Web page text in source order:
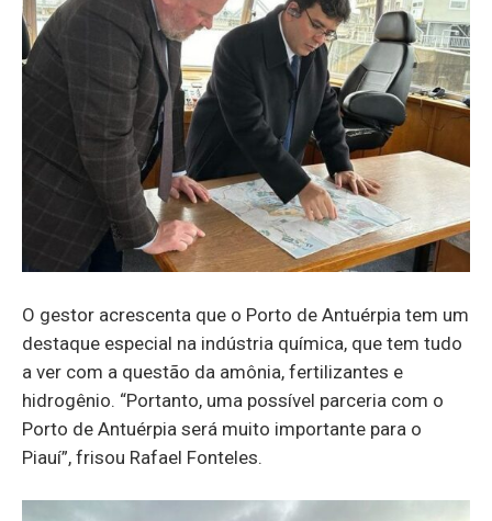
O gestor acrescenta que o Porto de Antuérpia tem um
destaque especial na indústria química, que tem tudo
a ver com a questão da amônia, fertilizantes e
hidrogênio. “Portanto, uma possível parceria com o
Porto de Antuérpia será muito importante para o
Piauí”, frisou Rafael Fonteles.